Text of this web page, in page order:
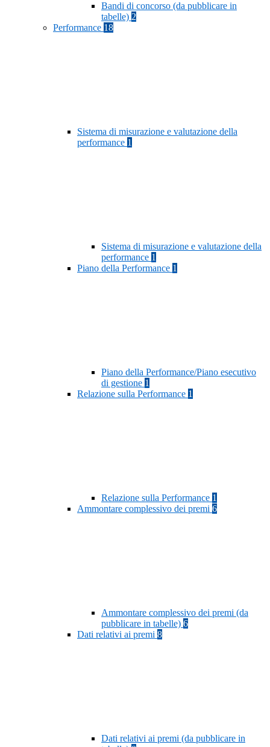
Bandi di concorso (da pubblicare in
tabelle) 2
Performance 18
Sistema di misurazione e valutazione della
performance 1
Sistema di misurazione e valutazione della
performance 1
Piano della Performance 1
Piano della Performance/Piano esecutivo
di gestione 1
Relazione sulla Performance 1
Relazione sulla Performance 1
Ammontare complessivo dei premi 6
Ammontare complessivo dei premi (da
pubblicare in tabelle) 6
Dati relativi ai premi 8
Dati relativi ai premi (da pubblicare in